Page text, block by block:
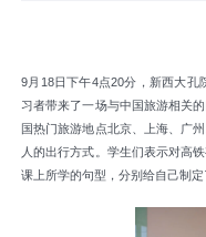
9月 18日下午4点20分 ， 新西大孔
习者带来了一场与中国旅游相关
国热门旅游地点北京、 上海 广州
人的出行方式
学生们表示对高
课上所学的句型 ，分别给自己制